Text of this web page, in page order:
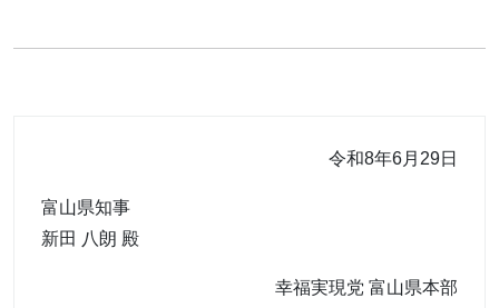
令和8年6月29日
富山県知事
新田 八朗 殿
幸福実現党 富山県本部